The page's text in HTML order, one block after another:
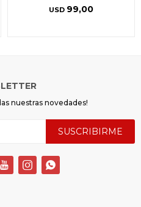
USD 99,00
nuestras novedades!
SUSCRIBIRME
  